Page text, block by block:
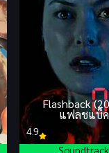
Flashback
แฟลชแบ็ค
4.9
Soundtrack